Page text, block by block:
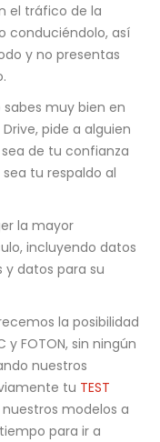
el tráfico de la
conduciéndolo, así
y no presentas
muy bien en
pide a alguien
de tu confianza
tu respaldo al
la mayor
incluyendo datos
datos para su
la posibilidad
y FOTON, sin ningún
nuestros
tu TEST
modelos a
para ir a